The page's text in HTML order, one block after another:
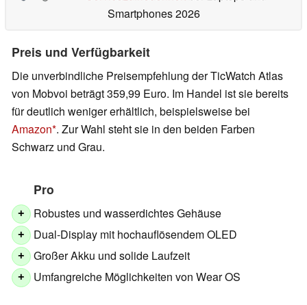
Smartphones 2026
Preis und Verfügbarkeit
Die unverbindliche Preisempfehlung der TicWatch Atlas
von Mobvoi beträgt 359,99 Euro. Im Handel ist sie bereits
für deutlich weniger erhältlich, beispielsweise bei
Amazon . Zur Wahl steht sie in den beiden Farben
Schwarz und Grau.
Pro
+ Robustes und wasserdichtes Gehäuse
+ Dual-Display mit hochauflösendem OLED
+ Großer Akku und solide Laufzeit
+ Umfangreiche Möglichkeiten von Wear OS